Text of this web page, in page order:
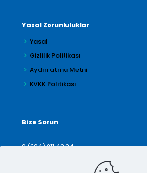
Yasal Zorunluluklar
Yasal
Gizlilik Politikası
Aydınlatma Metni
KVKK Politikası
Bize Sorun
0 (224) 211 42 24